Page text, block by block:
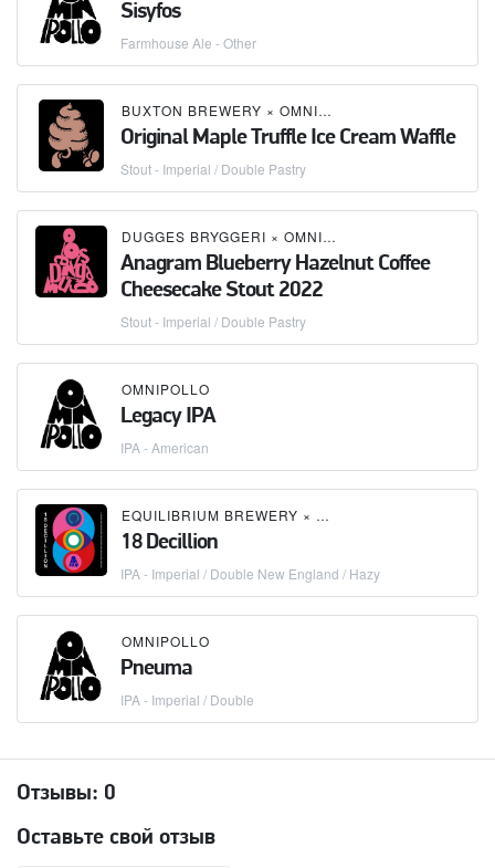
Sisyfos
Farmhouse Ale - Other
BUXTON BREWERY × OMNIPOLLO
Original Maple Truffle Ice Cream Waffle
Stout - Imperial / Double Pastry
DUGGES BRYGGERI × OMNIPOLLO
Anagram Blueberry Hazelnut Coffee
Cheesecake Stout 2022
Stout - Imperial / Double Pastry
OMNIPOLLO
Legacy IPA
IPA - American
EQUILIBRIUM BREWERY × OMNIPOLLO
18 Decillion
IPA - Imperial / Double New England / Hazy
OMNIPOLLO
Pneuma
IPA - Imperial / Double
Отзывы: 0
Оставьте свой отзыв